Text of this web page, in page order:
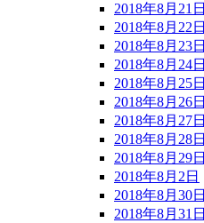
2018年8月21日
2018年8月22日
2018年8月23日
2018年8月24日
2018年8月25日
2018年8月26日
2018年8月27日
2018年8月28日
2018年8月29日
2018年8月2日
2018年8月30日
2018年8月31日